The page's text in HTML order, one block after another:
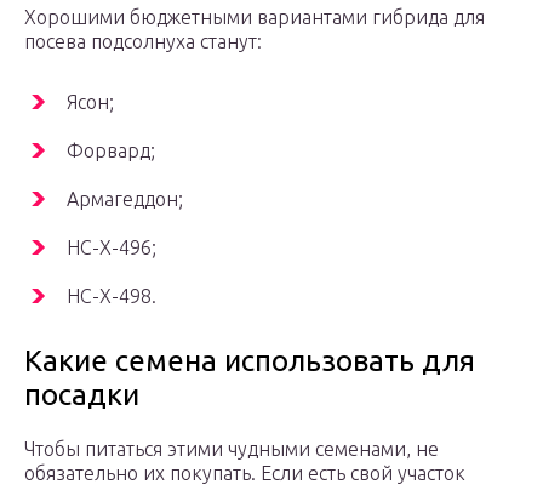
Хорошими бюджетными вариантами гибрида для
посева подсолнуха станут:
Ясон;
Форвард;
Армагеддон;
НС-Х-496;
НС-Х-498.
Какие семена использовать для
посадки
Чтобы питаться этими чудными семенами, не
обязательно их покупать. Если есть свой участок